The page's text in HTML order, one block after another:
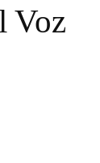
Voz